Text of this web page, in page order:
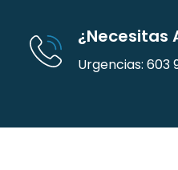
¿necesitas
Urgencias: 603